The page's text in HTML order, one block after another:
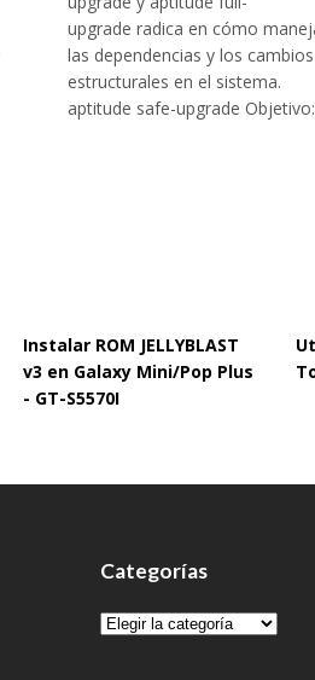
upgrade radica en cómo
las dependencias y los cambios
estructurales en el sistema.
aptitude safe-upgrade
Instalar ROM JELLYBLAST
v3 en Galaxy Mini/Pop Plus
- GT-S5570I
Categorías
Categorías